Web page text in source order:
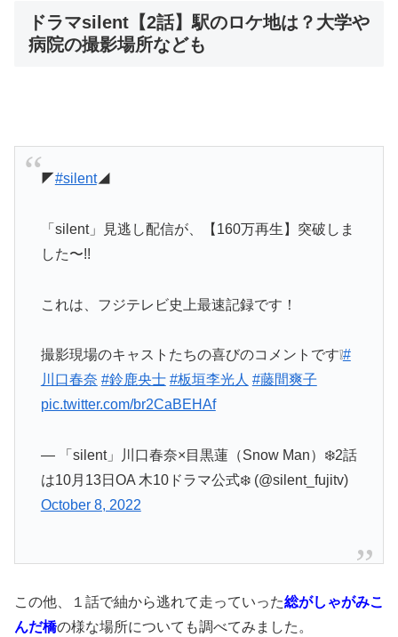
ドラマsilent【2話】駅のロケ地は？大学や
病院の撮影場所なども
◤#silent◢
「silent」見逃し配信が、【160万再生】突破しま
した〜!!
これは、フジテレビ史上最速記録です！
撮影現場のキャストたちの喜びのコメントです❕#
川口春奈 #鈴鹿央士 #板垣李光人 #藤間爽子
pic.twitter.com/br2CaBEHAf
— 「silent」川口春奈×目黒蓮（Snow Man）❄️2話
は10月13日OA 木10ドラマ公式❄️ (@silent_fujitv)
October 8, 2022
この他、１話で紬から逃れて走っていった総がしゃがみこ
んだ橋の様な場所についても調べてみました。